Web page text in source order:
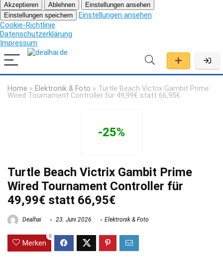
Akzeptieren Ablehnen
Einstellungen ansehen
Einstellungen speichern
Einstellungen ansehen
Cookie-Richtlinie
Datenschutzerklärung
Impressum
Home » Elektronik & Foto » Turtle Beach Victrix Gambit Prime
Wired Tournament Controller für 49,99€ statt 66,95€
-25%
Turtle Beach Victrix Gambit Prime
Wired Tournament Controller für
49,99€ statt 66,95€
Dealhai 23. Juni 2026 Elektronik & Foto
Merken
0